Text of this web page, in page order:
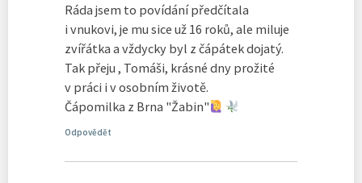
Ráda jsem to povídání předčítala
i vnukovi, je mu sice už 16 roků, ale miluje
zvířátka a vždycky byl z čápátek dojatý.
Tak přeju , Tomáši, krásné dny prožité
v práci i v osobním životě.
Čápomilka z Brna "Žabin"
Odpovědět